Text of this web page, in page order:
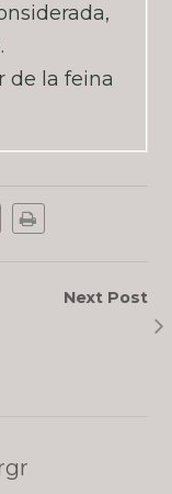
de la feina
Next Post